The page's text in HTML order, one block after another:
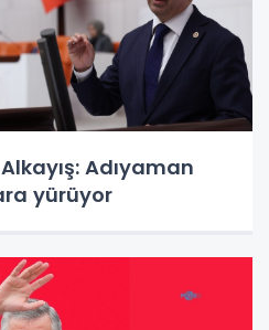
Adıyaman
yürüyor